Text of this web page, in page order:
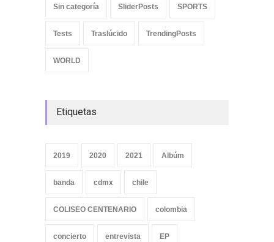
Sin categoría SliderPosts SPORTS
Tests Traslúcido TrendingPosts
WORLD
Etiquetas
2019 2020 2021 Albúm
banda cdmx chile
COLISEO CENTENARIO colombia
concierto entrevista EP